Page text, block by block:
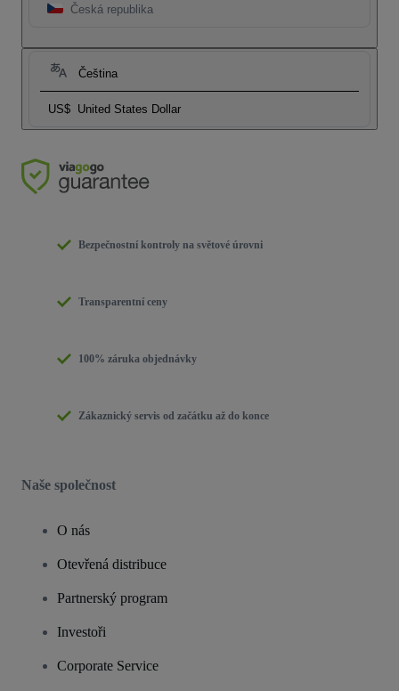
Česká republika
Čeština
US$ United States Dollar
Bezpečnostní kontroly na světové úrovni
Transparentní ceny
100% záruka objednávky
Zákaznický servis od začátku až do konce
Naše společnost
O nás
Otevřená distribuce
Partnerský program
Investoři
Corporate Service